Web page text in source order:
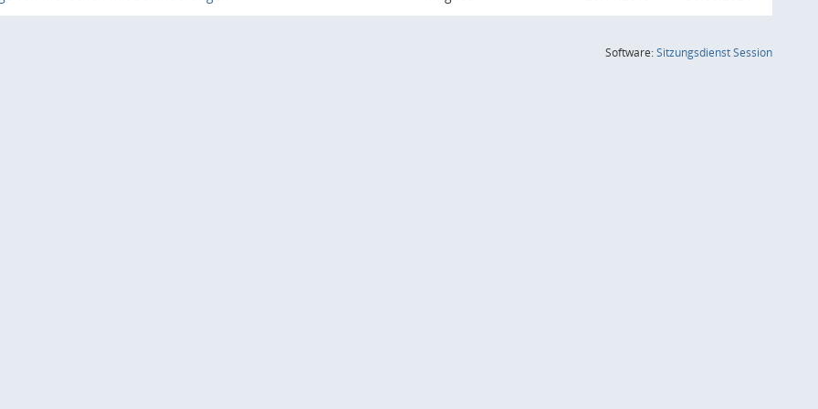
Software:SitzungsdienstSession(Wird in